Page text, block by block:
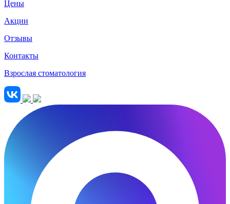
Цены
Акции
Отзывы
Контакты
Взрослая стоматология